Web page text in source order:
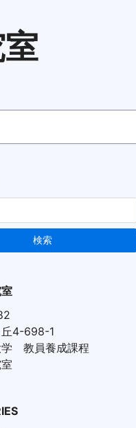
検索
4-698-1
学 教員養成課程